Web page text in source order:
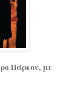
Πάρκου, με